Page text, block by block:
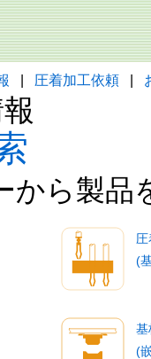
圧着加工依頼
から製品
(
基
(